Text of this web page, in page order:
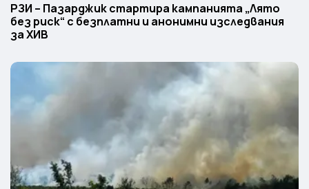
РЗИ – Пазарджик стартира кампанията „Лято
без риск“ с безплатни и анонимни изследвания
за ХИВ